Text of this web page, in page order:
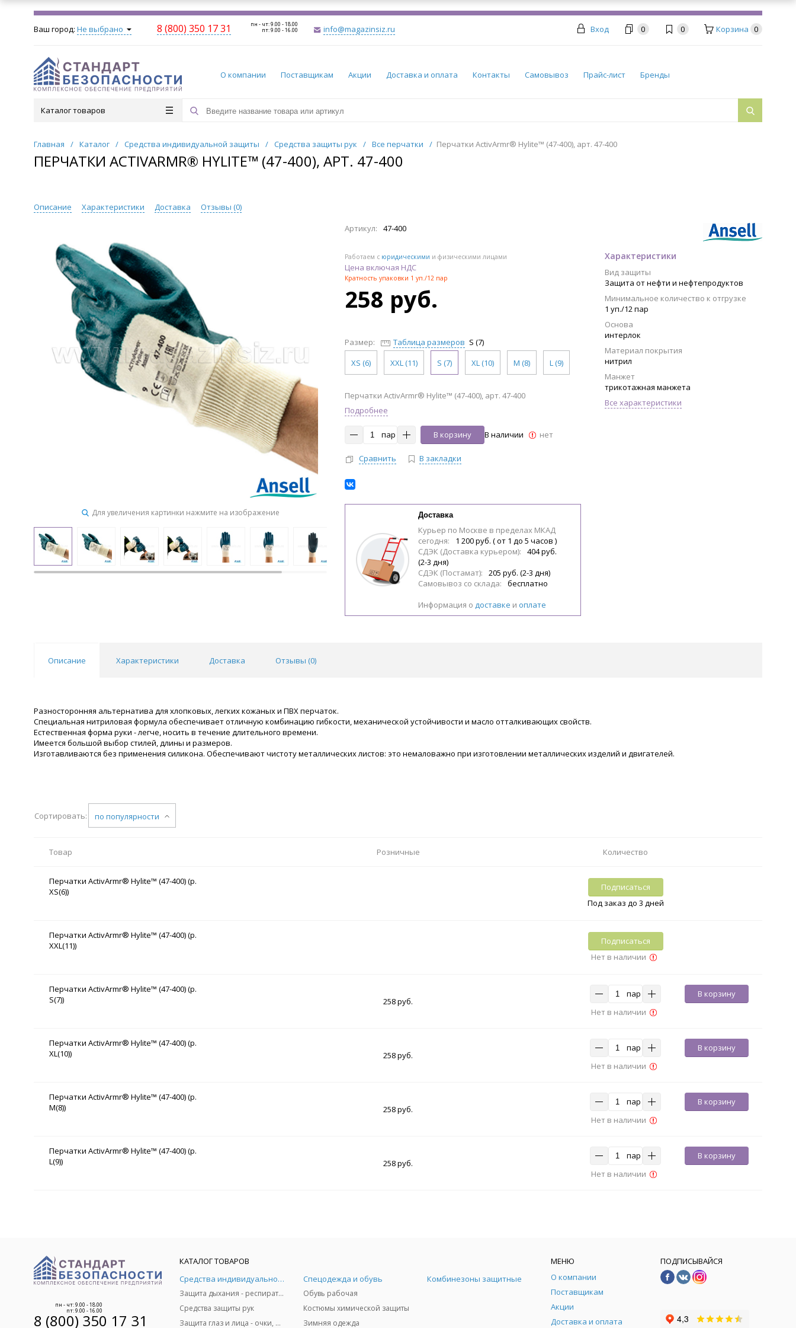
Ваш город: Не выбрано 8 (800) 350 17 31 пн - чт: 9.00 - 18.00
пт: 9.00 - 16.00 info@magazinsiz.ru Вход 0 0 Корзина 0
О компании Поставщикам Акции Доставка и оплата Контакты Самовывоз Прайс-лист Бренды
Каталог товаров
Главная / Каталог / Средства индивидуальной защиты / Средства защиты рук / Все перчатки / Перчатки ActivArmr® Hylite™ (47-400), арт. 47-400
ПЕРЧАТКИ ACTIVARMR® HYLITE™ (47-400), АРТ. 47-400
Описание Характеристики Доставка Отзывы (0)
Для увеличения картинки нажмите на изображение
Артикул: 47-400
Работаем с юридическими и физическими лицами
Цена включая НДС
Кратность упаковки 1 уп./12 пар
258 руб.
Размер: Таблица размеров S (7)
XS (6)
XXL (11) S (7) XL (10) M (8) L (9)
Характеристики
Вид защиты
Защита от нефти и нефтепродуктов
Минимальное количество к отгрузке
1 уп./12 пар
Основа
интерлок
Материал покрытия
нитрил
Манжет
трикотажная манжета
Все характеристики
Перчатки ActivArmr® Hylite™ (47-400), арт. 47-400
Подробнее
пар В корзину В наличии нет
Сравнить В закладки
Доставка
Курьер по Москве в пределах МКАД
сегодня:
1 200 руб. ( от 1 до 5 часов )
СДЭК (Доставка курьером):
404 руб.
(2-3 дня)
СДЭК (Постамат):
205 руб. (2-3 дня)
Самовывоз со склада:
бесплатно
Информация о доставке и оплате
Описание Характеристики Доставка Отзывы (0)
Разносторонняя альтернатива для хлопковых, легких кожаных и ПВХ перчаток.
Специальная нитриловая формула обеспечивает отличную комбинацию гибкости, механической устойчивости и масло отталкивающих свойств.
Естественная форма руки - легче, носить в течение длительного времени.
Имеется большой выбор стилей, длины и размеров.
Изготавливаются без применения силикона. Обеспечивают чистоту металлических листов: это немаловажно при изготовлении металлических изделий и двигателей.
Сортировать: по популярности
Товар Розничные Количество
Перчатки ActivArmr® Hylite™ (47-400) (р.
XS(6))
Подписаться
Под заказ до 3 дней
Перчатки ActivArmr® Hylite™ (47-400) (р.
XXL(11))
Подписаться
Нет в наличии
Перчатки ActivArmr® Hylite™ (47-400) (р.
S(7))
258 руб.
пар
В корзину
Нет в наличии
Перчатки ActivArmr® Hylite™ (47-400) (р.
XL(10))
258 руб.
пар
В корзину
Нет в наличии
Перчатки ActivArmr® Hylite™ (47-400) (р.
M(8))
258 руб.
пар
В корзину
Нет в наличии
Перчатки ActivArmr® Hylite™ (47-400) (р.
L(9))
258 руб.
пар
В корзину
Нет в наличии
пн - чт: 9.00 - 18.00
пт: 9.00 - 16.00
8 (800) 350 17 31
КАТАЛОГ ТОВАРОВ
Средства индивидуальной защиты
Защита дыхания - респираторы, противогазы, фильтры, дозиметры
Средства защиты рук
Защита глаз и лица - очки, щитки
Спецодежда и обувь
Обувь рабочая
Костюмы химической защиты
Зимняя одежда
Комбинезоны защитные
МЕНЮ
О компании
Поставщикам
Акции
Доставка и оплата
ПОДПИСЫВАЙСЯ